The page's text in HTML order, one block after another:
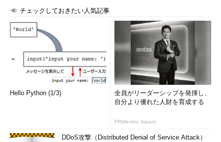
チェックしておきたい人気記事
Hello Python (1/3)
全員がリーダーシップを発揮し、
自分より優れた人財を育成する
PR(dentsu Japan)
DDoS攻撃（Distributed Denial of Service Attack）